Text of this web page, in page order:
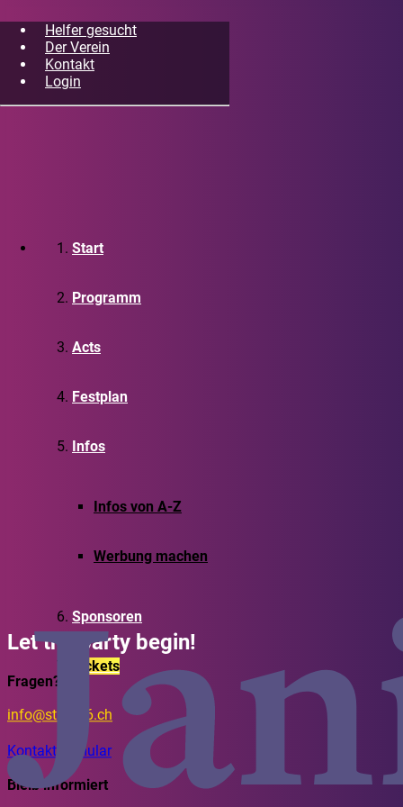
Helfer gesucht
Der Verein
Kontakt
Login
Start
Programm
Acts
Festplan
Infos
Infos von A-Z
Werbung machen
Sponsoren
Tickets
Let the party begin!
Fragen?
info@stafe26.ch
Kontaktformular
Bleib informiert